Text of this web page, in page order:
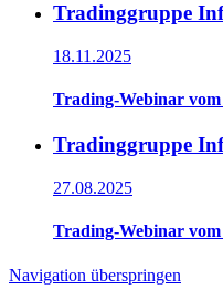
Tradinggruppe
18.11.2025
Trading-Webinar vom
Tradinggruppe
27.08.2025
Trading-Webinar vom
Navigation überspringen